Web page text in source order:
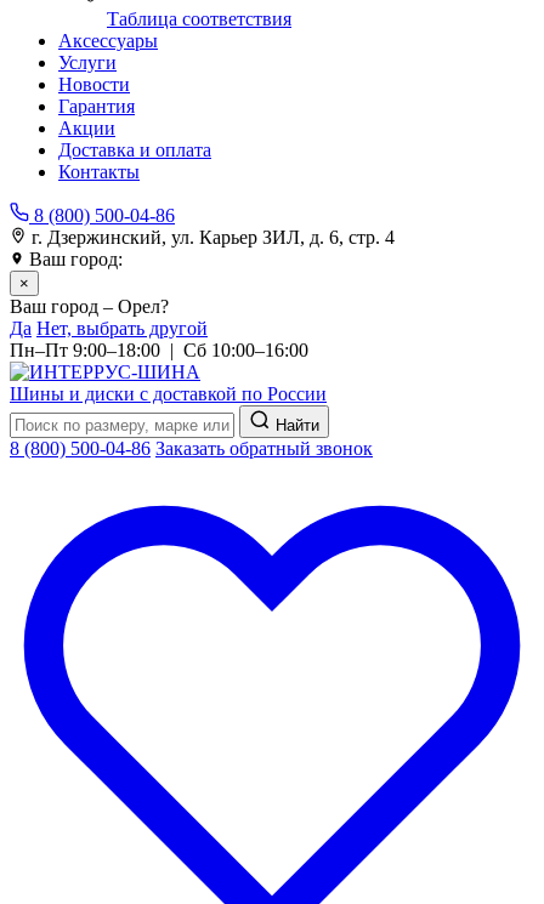
Таблица соответствия
Аксессуары
Услуги
Новости
Гарантия
Акции
Доставка и оплата
Контакты
8 (800) 500-04-86
г. Дзержинский, ул. Карьер ЗИЛ, д. 6, стр. 4
Ваш город:
×
Ваш город – Орел?
Да Нет, выбрать другой
Пн–Пт 9:00–18:00 | Сб 10:00–16:00
Шины и диски с доставкой по России
Найти
8 (800) 500-04-86 Заказать обратный звонок